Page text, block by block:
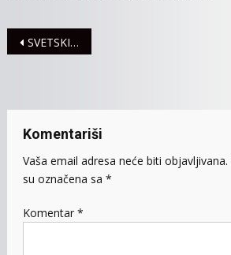
Navigacija
SVETSKI DAN OBOLELIH OD MULTIPLE SKLEROZE
Komentariši
Vaša email adresa neće biti objavljivana.
su označena sa *
Komentar *